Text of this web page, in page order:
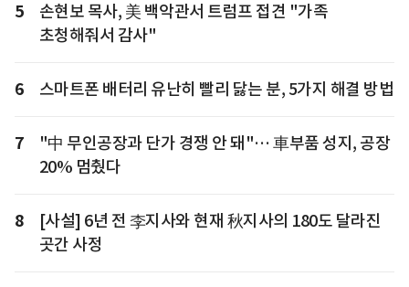
5
손현보 목사, 美 백악관서 트럼프 접견 "가족
초청해줘서 감사"
6 스마트폰 배터리 유난히 빨리 닳는 분, 5가지 해결 방법
7
"中 무인공장과 단가 경쟁 안 돼"… 車부품 성지, 공장
20% 멈췄다
8
[사설] 6년 전 李지사와 현재 秋지사의 180도 달라진
곳간 사정